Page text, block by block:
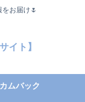
お届け🌷
イト】
カムバック